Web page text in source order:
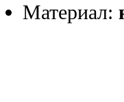
Материал: